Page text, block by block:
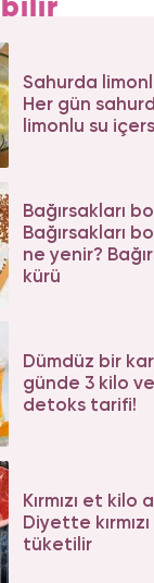
Sahurda
Her gün
limonlu su
Bağırsakları
Bağırsakları
ne yenir?
kürü
Dümdüz bir
günde 3 kilo
detoks tarifi!
Kırmızı et kilo
Diyette kırmızı
tüketilir